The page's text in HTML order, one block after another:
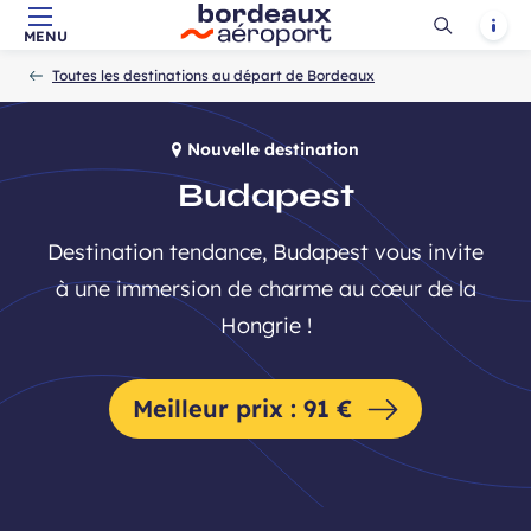
Aller au contenu principal
Aller à la navigation
-
Aller à la
MENU
Ouvrir
Toutes les destinations au départ de Bordeaux
Nouvelle destination
Budapest
Destination tendance, Budapest vous invite
à une immersion de charme au cœur de la
Hongrie !
Meilleur prix : 91 €